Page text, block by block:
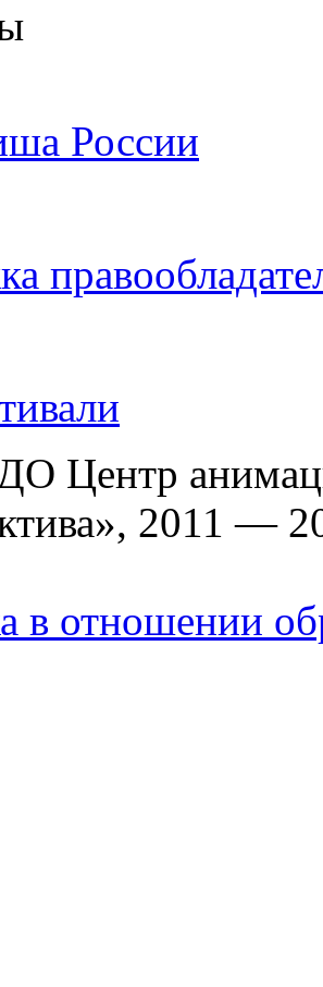
России
Центр
2011 —
в отношении